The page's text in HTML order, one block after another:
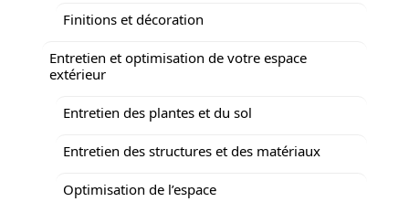
Finitions et décoration
Entretien et optimisation de votre espace
extérieur
Entretien des plantes et du sol
Entretien des structures et des matériaux
Optimisation de l’espace